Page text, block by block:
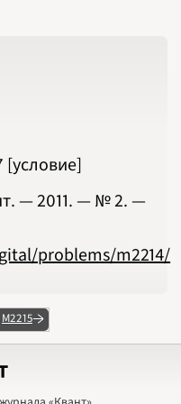
[условие]
— 2011. — № 2. —
problems/m2214/
М2215